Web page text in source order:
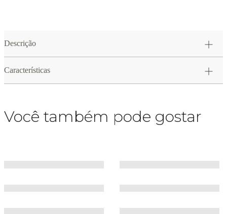
Descrição
Características
Você também pode gostar